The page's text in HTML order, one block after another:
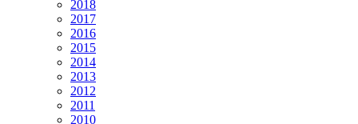
2018
2017
2016
2015
2014
2013
2012
2011
2010